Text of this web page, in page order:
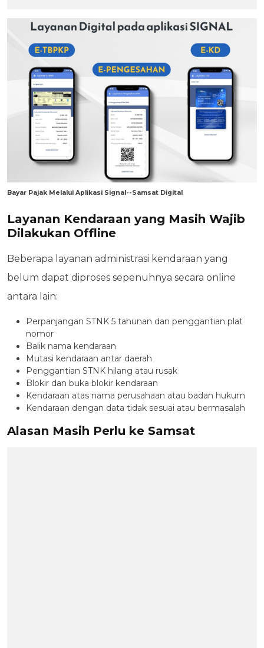
Bayar Pajak Melalui Aplikasi Signal--Samsat Digital
Layanan Kendaraan yang Masih Wajib
Dilakukan Offline
Beberapa layanan administrasi kendaraan yang
belum dapat diproses sepenuhnya secara online
antara lain:
Perpanjangan STNK 5 tahunan dan penggantian plat
nomor
Balik nama kendaraan
Mutasi kendaraan antar daerah
Penggantian STNK hilang atau rusak
Blokir dan buka blokir kendaraan
Kendaraan atas nama perusahaan atau badan hukum
Kendaraan dengan data tidak sesuai atau bermasalah
Alasan Masih Perlu ke Samsat